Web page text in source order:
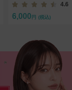
4.6
6,000 円 (税込)